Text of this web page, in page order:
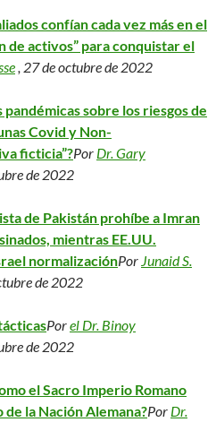
confían cada vez más en el
de activos” para conquistar el
, 27 de octubre de 2022
sobre los riesgos de
Covid y Non-
ficticia”?Por Dr. Gary
de 2022
de Pakistán prohíbe a Imran
mientras EE.UU.
normalizaciónPor Junaid S.
de 2022
Porel Dr. Binoy
de 2022
el Sacro Imperio Romano
la Nación Alemana?Por Dr.